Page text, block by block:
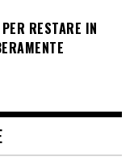
RESTARE IN